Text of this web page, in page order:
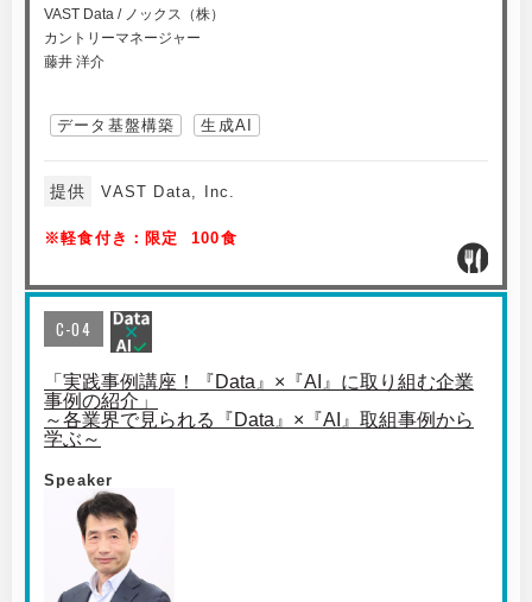
VAST Data / ノックス（株）
カントリーマネージャー
藤井 洋介
データ基盤構築 生成AI
提供 VAST Data, Inc.
※軽食付き：限定 100食
C-04
「実践事例講座！『Data』×『AI』に取り組む企業
事例の紹介」
～各業界で見られる『Data』×『AI』取組事例から
学ぶ～
Speaker